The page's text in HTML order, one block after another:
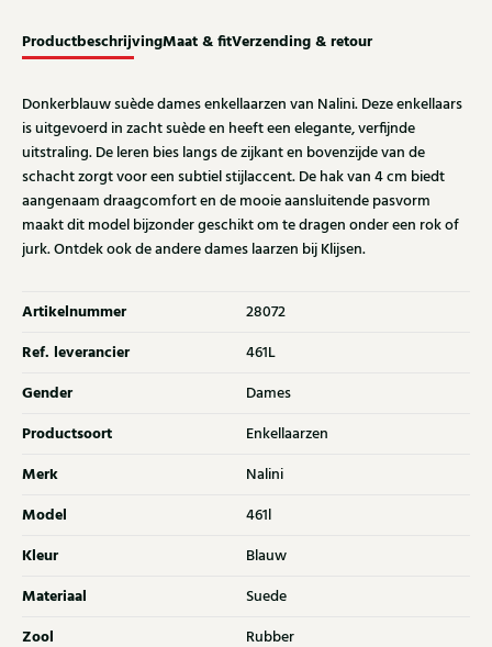
ProductbeschrijvingMaat & fitVerzending & retour
Donkerblauw suède dames enkellaarzen van Nalini. Deze enkellaars
is uitgevoerd in zacht suède en heeft een elegante, verfijnde
uitstraling. De leren bies langs de zijkant en bovenzijde van de
schacht zorgt voor een subtiel stijlaccent. De hak van 4 cm biedt
aangenaam draagcomfort en de mooie aansluitende pasvorm
maakt dit model bijzonder geschikt om te dragen onder een rok of
jurk. Ontdek ook de andere dames laarzen bij Klijsen.
Artikelnummer 28072
Ref. leverancier 461L
Gender Dames
Productsoort Enkellaarzen
Merk Nalini
Model 461l
Kleur Blauw
Materiaal Suede
Zool Rubber